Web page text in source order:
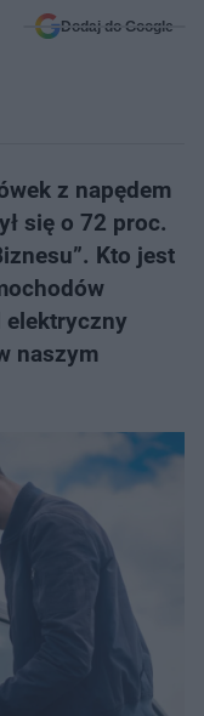
Dodaj do Google
z napędem
się o 72 proc.
Kto jest
elektryczny
naszym